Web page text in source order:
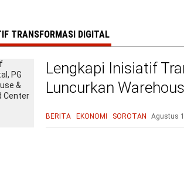
TRANSFORMASI DIGITAL
Lengkapi Inisiatif
Luncurkan
BERITA EKONOMI SOROTAN Agustus